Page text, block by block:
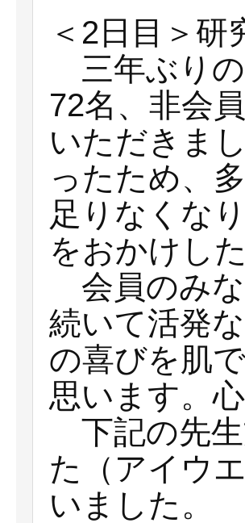
＜2日目＞研
三年ぶりの
72名、非会
いただきま
ったため、
足りなくな
をおかけし
会員のみな
続いて活発
の喜びを肌
思います。
下記の先生
た（アイウ
いました。